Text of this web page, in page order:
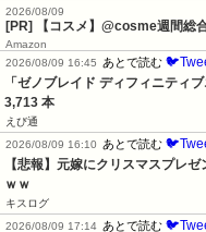
2026/08/09
[PR] 【コスメ】@cosme週間総
Amazon
2026/08/09 16:45 あとで読む
「ゼノブレイド ディフィニテ
3,713 本
えび通
2026/08/09 16:10 あとで読む
【悲報】元嫁にクリスマスプレ
ｗｗ
キスログ
2026/08/09 17:14 あとで読む